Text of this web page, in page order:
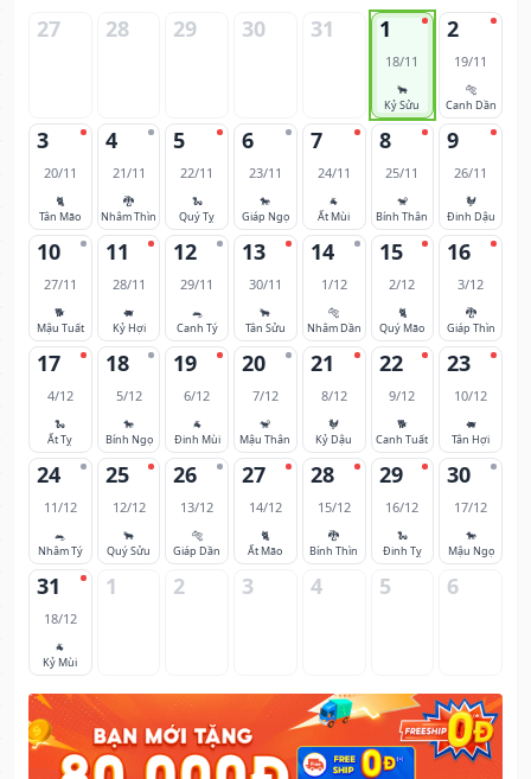
27 28 29 30 31 1
18/11
🐂
Kỷ Sửu
2
19/11
🐅
Canh Dần
3
20/11
🐈
Tân Mão
4
21/11
🐉
Nhâm Thìn
5
22/11
🐍
Quý Tỵ
6
23/11
🐎
Giáp Ngọ
7
24/11
🐐
Ất Mùi
8
25/11
🐒
Bính Thân
9
26/11
🐓
Đinh Dậu
10
27/11
🐕
Mậu Tuất
11
28/11
🐖
Kỷ Hợi
12
29/11
🐀
Canh Tý
13
30/11
🐂
Tân Sửu
14
1/12
🐅
Nhâm Dần
15
2/12
🐈
Quý Mão
16
3/12
🐉
Giáp Thìn
17
4/12
🐍
Ất Tỵ
18
5/12
🐎
Bính Ngọ
19
6/12
🐐
Đinh Mùi
20
7/12
🐒
Mậu Thân
21
8/12
🐓
Kỷ Dậu
22
9/12
🐕
Canh Tuất
23
10/12
🐖
Tân Hợi
24
11/12
🐀
Nhâm Tý
25
12/12
🐂
Quý Sửu
26
13/12
🐅
Giáp Dần
27
14/12
🐈
Ất Mão
28
15/12
🐉
Bính Thìn
29
16/12
🐍
Đinh Tỵ
30
17/12
🐎
Mậu Ngọ
31
18/12
🐐
Kỷ Mùi
1 2 3 4 5 6